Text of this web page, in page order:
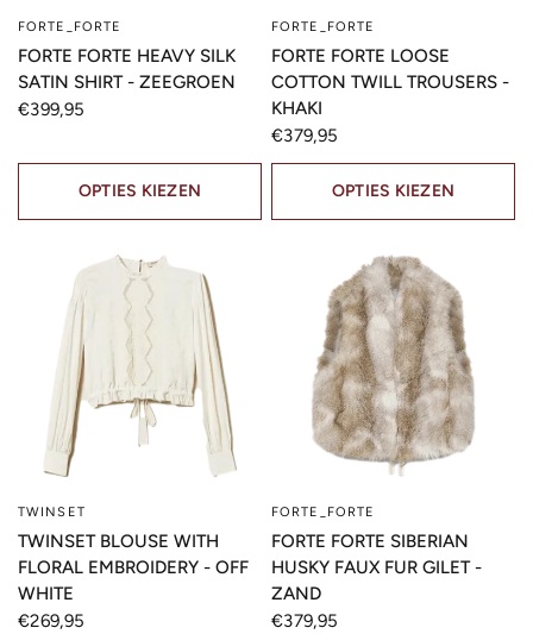
SNELLE KIJK
FORTE_FORTE
FORTE FORTE HEAVY SILK
SATIN SHIRT - ZEEGROEN
€399,95
OPTIES KIEZEN
SNELLE KIJK
FORTE_FORTE
FORTE FORTE LOOSE
COTTON TWILL TROUSERS -
KHAKI
€379,95
OPTIES KIEZEN
TWINSET
TWINSET BLOUSE WITH
FLORAL EMBROIDERY - OFF
WHITE
€269,95
SNELLE KIJK
FORTE_FORTE
FORTE FORTE SIBERIAN
HUSKY FAUX FUR GILET -
ZAND
€379,95